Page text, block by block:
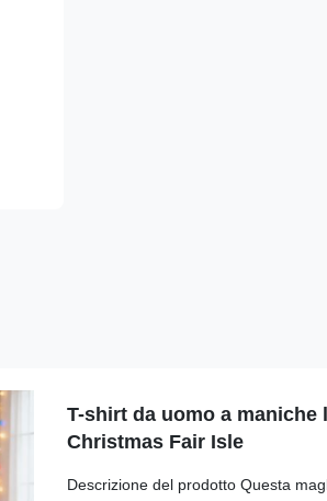
T-shirt da uomo a maniche
Christmas Fair Isle
Descrizione del prodotto Questa